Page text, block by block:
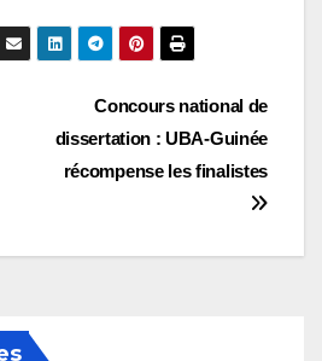
Concours national de
dissertation : UBA-Guinée
récompense les finalistes